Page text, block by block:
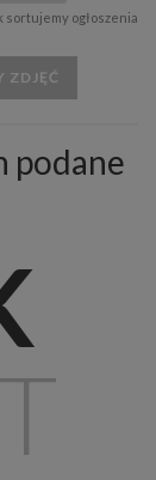
sortujemy ogłoszenia
ZDJĘĆ
podane